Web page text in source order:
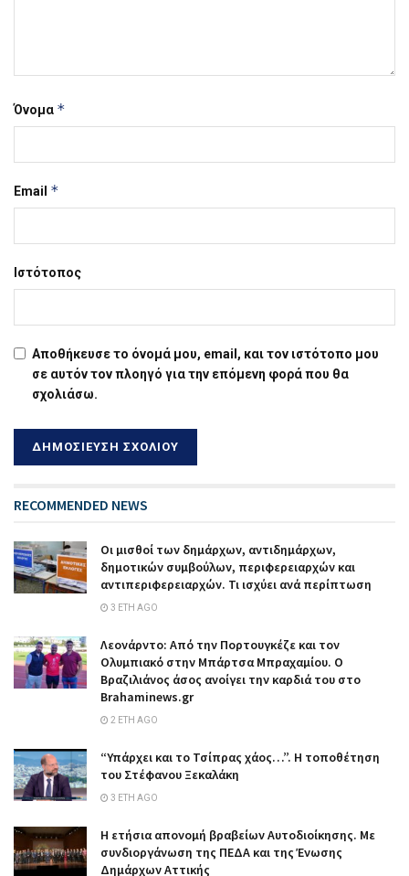
Όνομα *
Email *
Ιστότοπος
Αποθήκευσε το όνομά μου, email, και τον ιστότοπο μου
σε αυτόν τον πλοηγό για την επόμενη φορά που θα
σχολιάσω.
RECOMMENDED NEWS
Οι μισθοί των δημάρχων, αντιδημάρχων,
δημοτικών συμβούλων, περιφερειαρχών και
αντιπεριφερειαρχών. Τι ισχύει ανά περίπτωση
3 ΈΤΗ AGO
Λεονάρντο: Από την Πορτουγκέζε και τον
Ολυμπιακό στην Μπάρτσα Μπραχαμίου. Ο
Βραζιλιάνος άσος ανοίγει την καρδιά του στο
Brahaminews.gr
2 ΈΤΗ AGO
“Υπάρχει και το Τσίπρας χάος…”. Η τοποθέτηση
του Στέφανου Ξεκαλάκη
3 ΈΤΗ AGO
Η ετήσια απονομή βραβείων Αυτοδιοίκησης. Με
συνδιοργάνωση της ΠΕΔΑ και της Ένωσης
Δημάρχων Αττικής